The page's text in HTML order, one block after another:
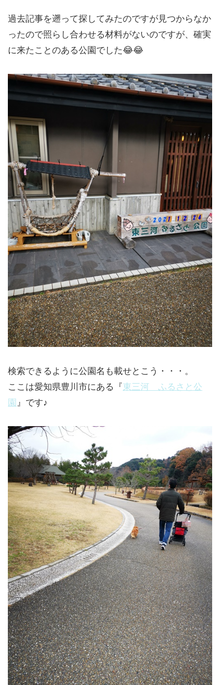
過去記事を遡って探してみたのですが見つからなか
ったので照らし合わせる材料がないのですが、確実
に来たことのある公園でした😂😂
検索できるように公園名も載せとこう・・・。
ここは愛知県豊川市にある『東三河 ふるさと公
園 』です♪